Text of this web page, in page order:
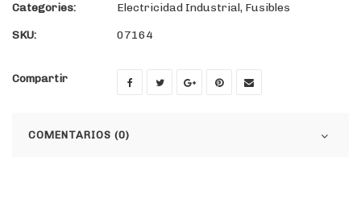
Categories: Electricidad Industrial, Fusibles
SKU:
07164
Compartir
COMENTARIOS (0)